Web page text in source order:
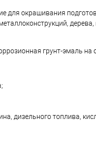
для окрашивания
дерева,
грунт-эмаль
дизельного топлива,